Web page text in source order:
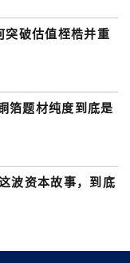
突破估值桎梏并重
箔题材纯度到底是
波资本故事，到底